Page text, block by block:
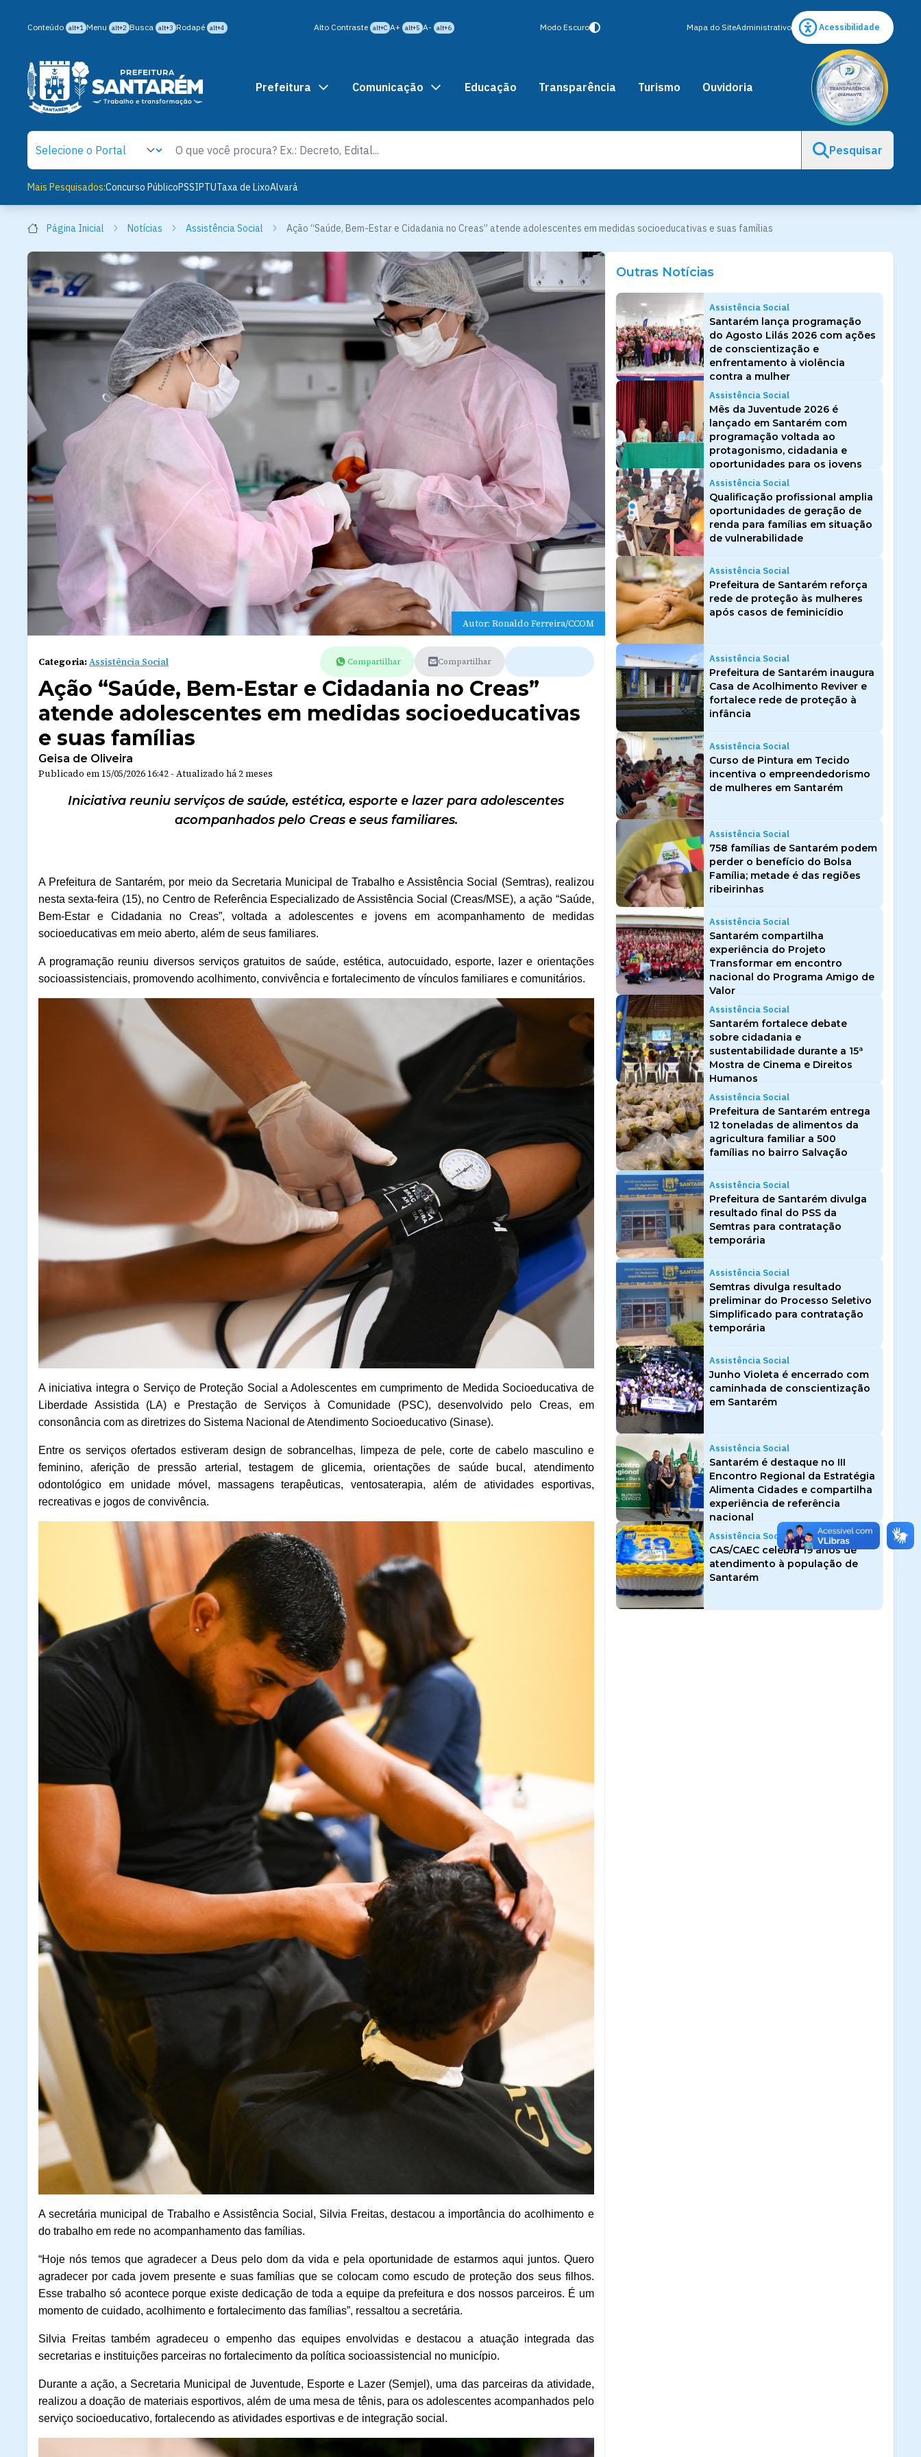
Conteúdo alt+1 Menu alt+2 Busca alt+3 Rodapé alt+4 Alto Contraste alt+C A+ alt+5 A- alt+6 Modo Escuro Mapa do SiteAdministrativo Acessibilidade
Prefeitura Comunicação Educação Transparência Turismo Ouvidoria
Pesquisar
Mais Pesquisados:Concurso PúblicoPSSIPTUTaxa de LixoAlvará
Página Inicial Notícias Assistência Social Ação “Saúde, Bem-Estar e Cidadania no Creas” atende adolescentes em medidas socioeducativas e suas famílias
Autor: Ronaldo Ferreira/CCOM
Categoria:Assistência Social Compartilhar Compartilhar
Ação “Saúde, Bem-Estar e Cidadania no Creas”
atende adolescentes em medidas socioeducativas
e suas famílias
Geisa de Oliveira
Publicado em 15/05/2026 16:42 - Atualizado há 2 meses
Iniciativa reuniu serviços de saúde, estética, esporte e lazer para adolescentes
acompanhados pelo Creas e seus familiares.
A Prefeitura de Santarém, por meio da Secretaria Municipal de Trabalho e Assistência Social (Semtras), realizou
nesta sexta-feira (15), no Centro de Referência Especializado de Assistência Social (Creas/MSE), a ação “Saúde,
Bem-Estar e Cidadania no Creas”, voltada a adolescentes e jovens em acompanhamento de medidas
socioeducativas em meio aberto, além de seus familiares.
A programação reuniu diversos serviços gratuitos de saúde, estética, autocuidado, esporte, lazer e orientações
socioassistenciais, promovendo acolhimento, convivência e fortalecimento de vínculos familiares e comunitários.
A iniciativa integra o Serviço de Proteção Social a Adolescentes em cumprimento de Medida Socioeducativa de
Liberdade Assistida (LA) e Prestação de Serviços à Comunidade (PSC), desenvolvido pelo Creas, em
consonância com as diretrizes do Sistema Nacional de Atendimento Socioeducativo (Sinase).
Entre os serviços ofertados estiveram design de sobrancelhas, limpeza de pele, corte de cabelo masculino e
feminino, aferição de pressão arterial, testagem de glicemia, orientações de saúde bucal, atendimento
odontológico em unidade móvel, massagens terapêuticas, ventosaterapia, além de atividades esportivas,
recreativas e jogos de convivência.
A secretária municipal de Trabalho e Assistência Social, Silvia Freitas, destacou a importância do acolhimento e
do trabalho em rede no acompanhamento das famílias.
“Hoje nós temos que agradecer a Deus pelo dom da vida e pela oportunidade de estarmos aqui juntos. Quero
agradecer por cada jovem presente e suas famílias que se colocam como escudo de proteção dos seus filhos.
Esse trabalho só acontece porque existe dedicação de toda a equipe da prefeitura e dos nossos parceiros. É um
momento de cuidado, acolhimento e fortalecimento das famílias”, ressaltou a secretária.
Silvia Freitas também agradeceu o empenho das equipes envolvidas e destacou a atuação integrada das
secretarias e instituições parceiras no fortalecimento da política socioassistencial no município.
Durante a ação, a Secretaria Municipal de Juventude, Esporte e Lazer (Semjel), uma das parceiras da atividade,
realizou a doação de materiais esportivos, além de uma mesa de tênis, para os adolescentes acompanhados pelo
serviço socioeducativo, fortalecendo as atividades esportivas e de integração social.
Outras Notícias
Assistência Social
Santarém lança programação
do Agosto Lilás 2026 com ações
de conscientização e
enfrentamento à violência
contra a mulher
Assistência Social
Mês da Juventude 2026 é
lançado em Santarém com
programação voltada ao
protagonismo, cidadania e
oportunidades para os jovens
Assistência Social
Qualificação profissional amplia
oportunidades de geração de
renda para famílias em situação
de vulnerabilidade
Assistência Social
Prefeitura de Santarém reforça
rede de proteção às mulheres
após casos de feminicídio
Assistência Social
Prefeitura de Santarém inaugura
Casa de Acolhimento Reviver e
fortalece rede de proteção à
infância
Assistência Social
Curso de Pintura em Tecido
incentiva o empreendedorismo
de mulheres em Santarém
Assistência Social
758 famílias de Santarém podem
perder o benefício do Bolsa
Família; metade é das regiões
ribeirinhas
Assistência Social
Santarém compartilha
experiência do Projeto
Transformar em encontro
nacional do Programa Amigo de
Valor
Assistência Social
Santarém fortalece debate
sobre cidadania e
sustentabilidade durante a 15ª
Mostra de Cinema e Direitos
Humanos
Assistência Social
Prefeitura de Santarém entrega
12 toneladas de alimentos da
agricultura familiar a 500
famílias no bairro Salvação
Assistência Social
Prefeitura de Santarém divulga
resultado final do PSS da
Semtras para contratação
temporária
Assistência Social
Semtras divulga resultado
preliminar do Processo Seletivo
Simplificado para contratação
temporária
Assistência Social
Junho Violeta é encerrado com
caminhada de conscientização
em Santarém
Assistência Social
Santarém é destaque no III
Encontro Regional da Estratégia
Alimenta Cidades e compartilha
experiência de referência
nacional
Assistência Social
CAS/CAEC celebra 19 anos de
atendimento à população de
Santarém